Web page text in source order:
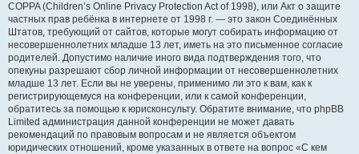
COPPA (Children’s Online Privacy Protection Act of 1998), или Акт о защите
частных прав ребёнка в интернете от 1998 г. — это закон Соединённых
Штатов, требующий от сайтов, которые могут собирать информацию от
несовершеннолетних младше 13 лет, иметь на это письменное согласие
родителей. Допустимо наличие иного вида подтверждения того, что
опекуны разрешают сбор личной информации от несовершеннолетних
младше 13 лет. Если вы не уверены, применимо ли это к вам, как к
регистрирующемуся на конференции, или к самой конференции,
обратитесь за помощью к юрисконсульту. Обратите внимание, что phpBB
Limited администрация данной конференции не может давать
рекомендаций по правовым вопросам и не является объектом
юридических отношений, кроме указанных в ответе на вопрос «С кем